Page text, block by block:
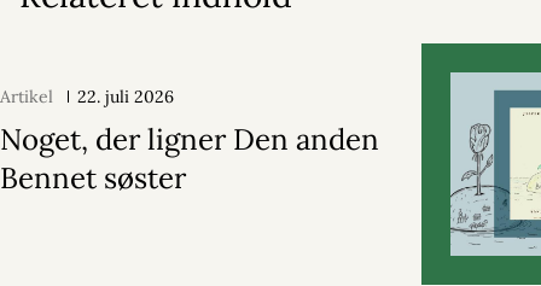
Artikel 22. juli 2026
Noget, der ligner Den anden
Bennet søster